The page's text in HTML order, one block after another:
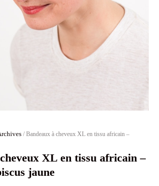
/ Bandeaux à cheveux XL en tissu africain –
XL en tissu africain –
jaune